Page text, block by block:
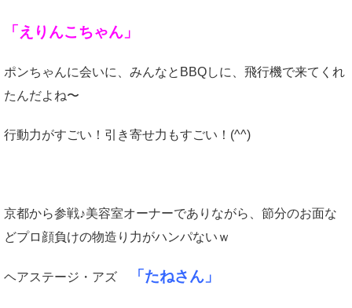
「えりんこちゃん」
ポンちゃんに会いに、みんなとBBQしに、飛行機で来てくれ
たんだよね〜
行動力がすごい！引き寄せ力もすごい！(^^)
京都から参戦♪美容室オーナーでありながら、節分のお面な
どプロ顔負けの物造り力がハンパないｗ
ヘアステージ・アズ 「たねさん」